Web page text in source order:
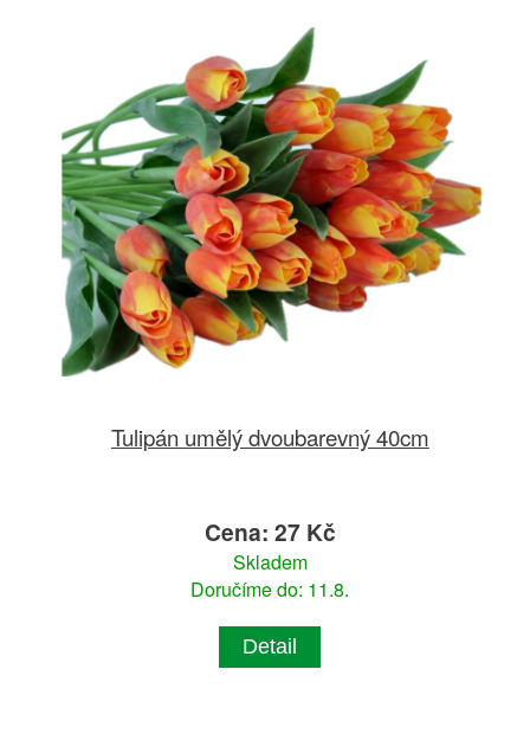
Tulipán umělý dvoubarevný 40cm
Cena: 27 Kč
Skladem
Doručíme do: 11.8.
Detail